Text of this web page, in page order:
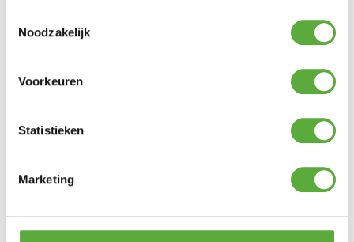
Noodzakelijk
Voorkeuren
Statistieken
Marketing